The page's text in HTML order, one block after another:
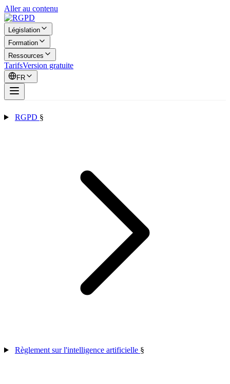
Aller au contenu
Législation
Formation
Ressources
TarifsVersion gratuite
FR
RGPD §
Règlement sur l'intelligence artificielle §